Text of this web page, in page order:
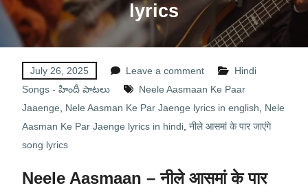
lyrics
July 26, 2025 Leave a comment
Hindi
Songs - హిందీ పాటలు
Neele Aasmaan Ke Paar
Jaaenge
Nele Aasman Ke Par Jaenge lyrics in english
Nele
Aasman Ke Par Jaenge lyrics in hindi, नीले आसमां के पार जाएंगे
song lyrics
Neele Aasmaan – नीले आसमां के पार